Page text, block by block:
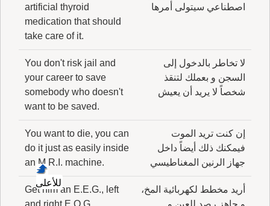
اصطناعي سيتولى أمرها
artificial thyroid
medication that should
take care of it.
لا تخاطر بالدخول إلى
السجن و بعملك لتنقذ
شخصاً لا يريد أن يعيش
You don't risk jail and
your career to save
somebody who doesn't
want to be saved.
إن كنت تريد الموت
فيمكنك ذلك أيضاً داخل
جهاز الرنين المغناطيسي
You want to die, you can
do it just as easily inside
an M.R.I. machine.
أريد مخطط لكهربائية المخ،
Get him an E.E.G., left
للأعلى